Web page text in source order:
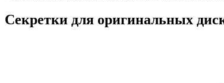
Секретки для оригинальных